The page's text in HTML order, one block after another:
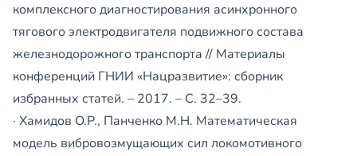
комплексного диагностирования асинхронного
тягового электродвигателя подвижного состава
железнодорожного транспорта // Материалы
конференций ГНИИ «Нацразвитие»: сборник
избранных статей. – 2017. – С. 32–39.
· Хамидов О.Р., Панченко М.Н. Математическая
модель вибровозмущающих сил локомотивного